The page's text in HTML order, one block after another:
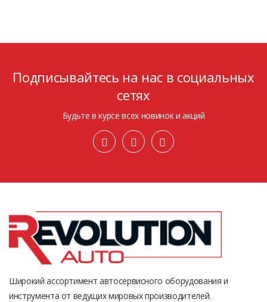
Подписывайтесь на нас в социальных
сетях
Будьте в курсе всех новинок и акций
Широкий ассортимент автосервисного оборудования и
инструмента от ведущих мировых производителей.